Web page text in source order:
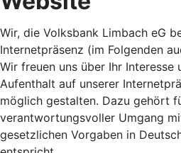
Wir, die Volksbank Limbach eG
Internetpräsenz (im Folgenden
Wir freuen uns über Ihr Interesse
Aufenthalt auf unserer
möglich gestalten. Dazu gehört
verantwortungsvoller Umgang
gesetzlichen Vorgaben in